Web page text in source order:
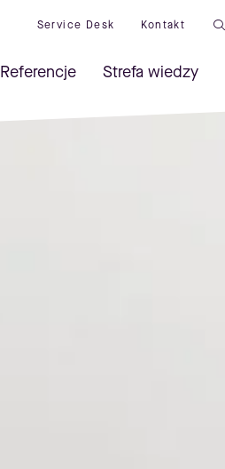
Service Desk Kontakt
Referencje Strefa wiedzy